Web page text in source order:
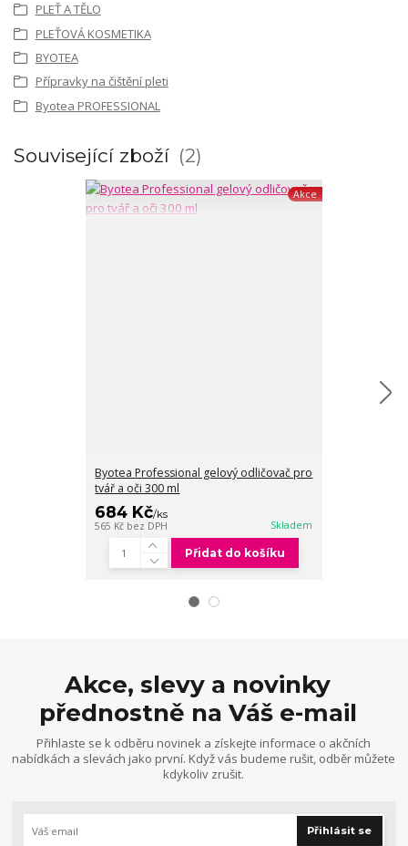
PLEŤ A TĚLO
PLEŤOVÁ KOSMETIKA
BYOTEA
Přípravky na čištění pleti
Byotea PROFESSIONAL
Související zboží 2
Akce
Byotea Professional gelový odličovač pro
tvář a oči 300 ml
684 Kč/ks
565 Kč bez DPH Skladem
Přidat do košíku
Akce, slevy a novinky
přednostně na Váš e-mail
Přihlaste se k odběru novinek a získejte informace o akčních
nabídkách a slevách jako první. Když vás budeme rušit, odběr můžete
kdykoliv zrušit.
Přihlásit se